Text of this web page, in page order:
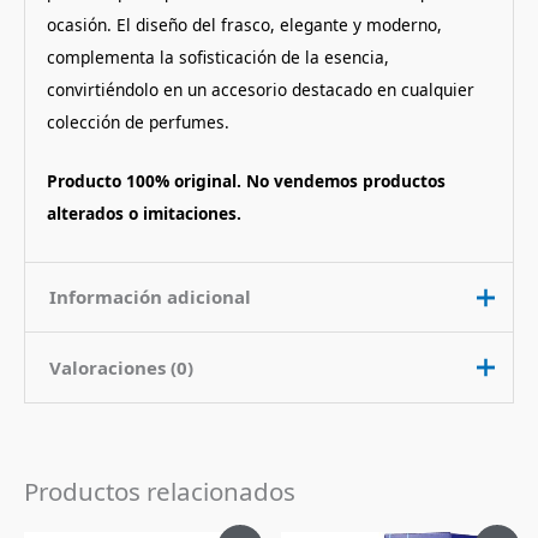
ocasión. El diseño del frasco, elegante y moderno,
complementa la sofisticación de la esencia,
convirtiéndolo en un accesorio destacado en cualquier
colección de perfumes.
Producto 100% original. No vendemos productos
alterados o imitaciones.
Información adicional
Contenido
Pais de Origen Emiratos Arabes Unidos
Valoraciones (0)
Sé el primero en valorar “Perfume
Productos relacionados